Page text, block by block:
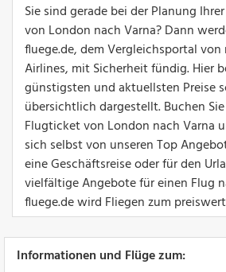
Sie sind gerade bei der Planung
von London nach Varna? Dann
fluege.de, dem Vergleichsportal von
Airlines, mit Sicherheit fündig. Hier
günstigsten und aktuellsten Preise
übersichtlich dargestellt. Buchen
Flugticket von London nach Varna
sich selbst von unseren Top
eine Geschäftsreise oder für den
vielfältige Angebote für einen Flug
fluege.de wird Fliegen zum
Informationen und Flüge zum: